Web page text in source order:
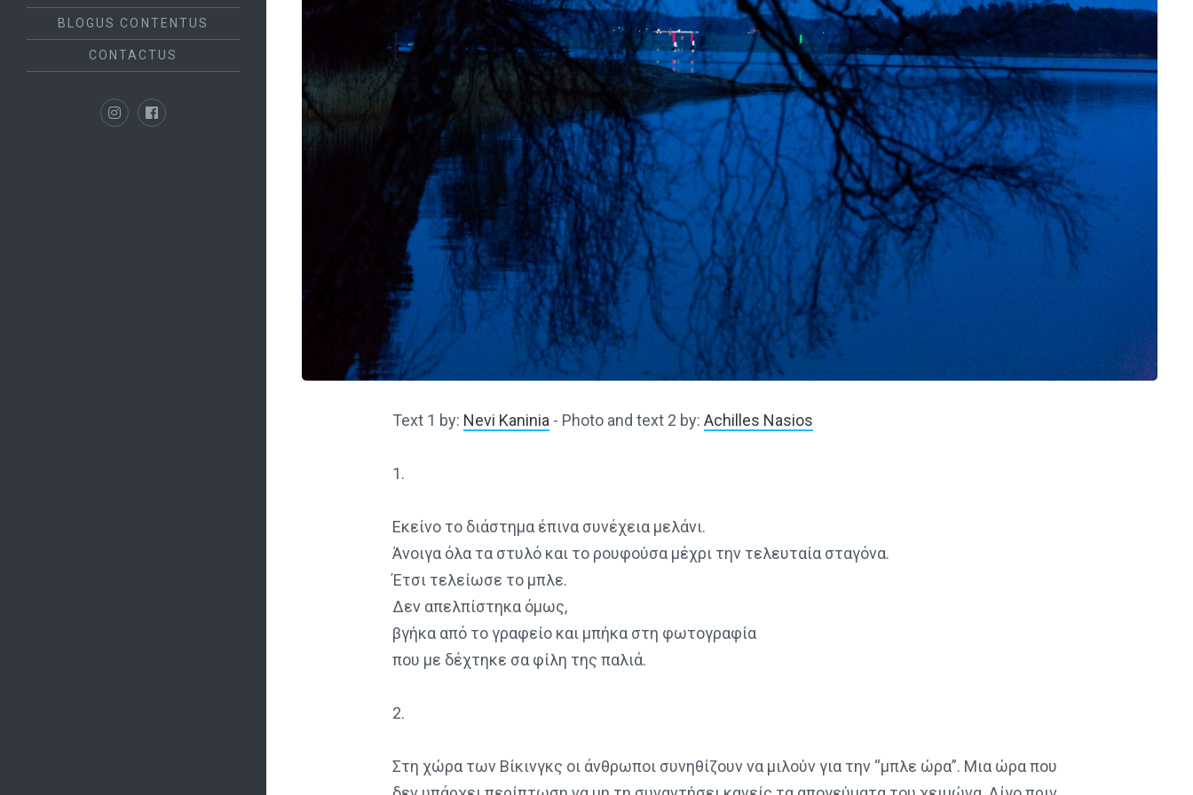
BLOGUS CONTENTUS
CONTACTUS
InstagramFacebook
Text 1 by: Nevi Kaninia - Photo and text 2 by: Achilles Nasios
1.
Εκείνο το διάστημα έπινα συνέχεια μελάνι.
Άνοιγα όλα τα στυλό και το ρουφούσα μέχρι την τελευταία σταγόνα.
Έτσι τελείωσε το μπλε.
Δεν απελπίστηκα όμως,
βγήκα από το γραφείο και μπήκα στη φωτογραφία
που με δέχτηκε σα φίλη της παλιά.
2.
Στη χώρα των Βίκινγκς οι άνθρωποι συνηθίζουν να μιλούν για την “μπλε ώρα”. Μια ώρα που